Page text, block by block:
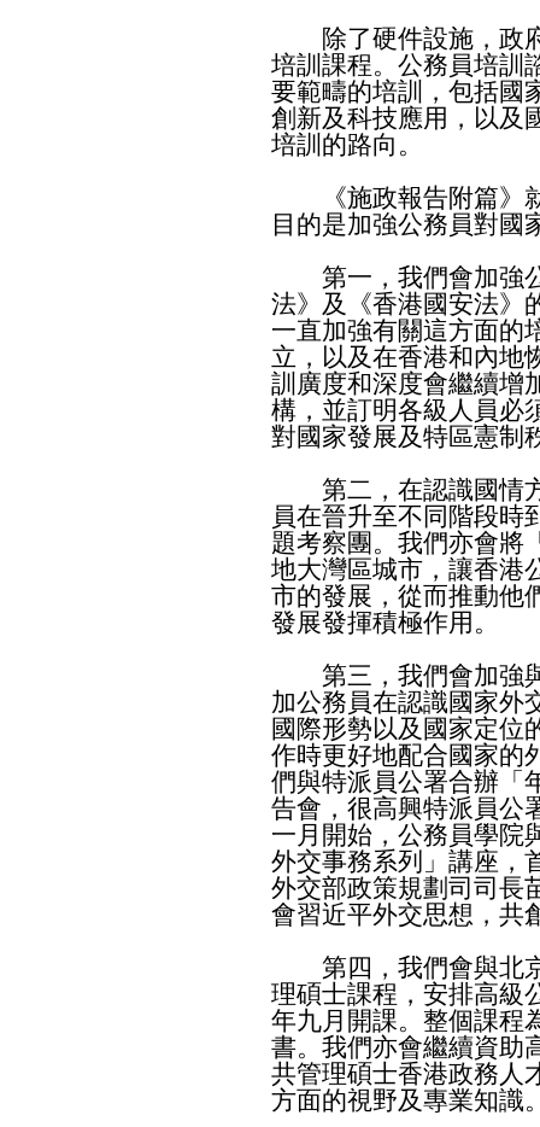
除了硬件設施，政府
培訓課程。公務員培訓
要範疇的培訓，包括國
創新及科技應用，以及
培訓的路向。
《施政報告附篇》就
目的是加強公務員對國
第一，我們會加強公
法》及《香港國安法》
一直加強有關這方面的
立，以及在香港和內地
訓廣度和深度會繼續增
構，並訂明各級人員必
對國家發展及特區憲制
第二，在認識國情方
員在晉升至不同階段時
題考察團。我們亦會將
地大灣區城市，讓香港
市的發展，從而推動他
發展發揮積極作用。
第三，我們會加強與
加公務員在認識國家外
國際形勢以及國家定位
作時更好地配合國家的
們與特派員公署合辦「
告會，很高興特派員公
一月開始，公務員學院
外交事務系列」講座，
外交部政策規劃司司長
會習近平外交思想，共
第四，我們會與北京
理碩士課程，安排高級
年九月開課。整個課程
書。我們亦會繼續資助
共管理碩士香港政務人
方面的視野及專業知識